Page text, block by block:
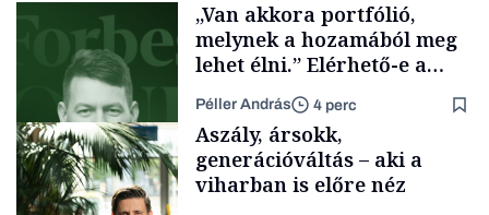
„Van akkora portfólió,
melynek a hozamából meg
lehet élni.” Elérhető-e a
passzív jövedelem és az
anyagi függetlenség?
Péller András 4 perc
Aszály, ársokk,
generációváltás – aki a
viharban is előre néz